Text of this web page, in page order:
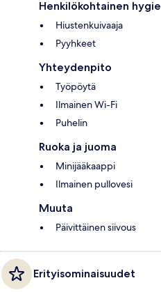
Henkilökohtainen
Hiustenkuivaaja
Pyyhkeet
Yhteydenpito
Työpöytä
Ilmainen Wi-Fi
Puhelin
Ruoka ja juoma
Minijääkaappi
Ilmainen pullovesi
Muuta
Päivittäinen siivous
Erityisominaisuudet